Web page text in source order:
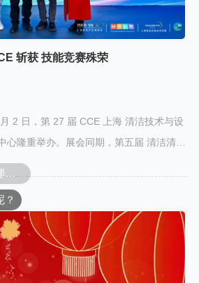
斩获 技能竞赛殊荣
2 日，第 27 届 CCE 上海 清洁技术与设
心隆重举办。展会同期，第五届 清洁清洗
利开赛。我司总经理方芳出席开幕式，
园带领机动队骨干赵宇飞、刘信立……
可以介绍下你们的哪些服务吗？
？